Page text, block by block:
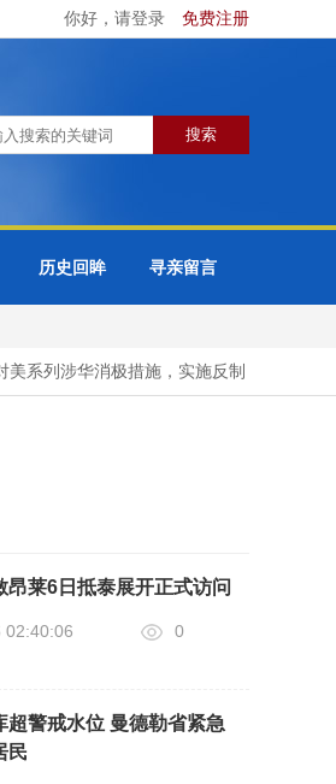
你好，请登录 免费注册
历史回眸 寻亲留言
系列涉华消极措施，实施反制！
昂莱6日抵泰展开正式访问
02:40:06 0
超警戒水位 曼德勒省紧急
民